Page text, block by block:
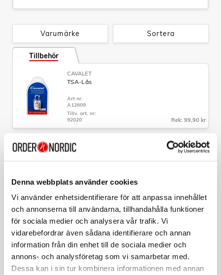
Denna webbplats använder cookies
Vi använder enhetsidentifierare för att anpassa innehållet
och annonserna till användarna, tillhandahålla funktioner
för sociala medier och analysera vår trafik. Vi
vidarebefordrar även sådana identifierare och annan
information från din enhet till de sociala medier och
annons- och analysföretag som vi samarbetar med.
Dessa kan i sin tur kombinera informationen med annan
Resväskan (M) 67 cm och (L) 75 cm är expanderbara.
Uppgradera din accessoarsamling med Viken – en tidlös
klassiker!
Specifikationer:
- Helt integrerat teleskophandtag
- Fast TSA-lås som är inbyggt
- Material: PC
- Mått: 55 x 40 x 20cm
- Vikt: 2,9kg
- Garanti: 10 års fabrikationsgaranti
Sortera
Varumärke
Tillbehör
CAVALET
TSA-Lås
Art nr:
A12609
Tillv. art. nr:
92020
Rek: 99,90 kr
CAVALET
Nackkudde Minnesskum Ergonomisk
Tillv. art. nr:
Bagagevåg
A14753
Tillv. art. nr:
92208.11
Rek: 179,00 kr